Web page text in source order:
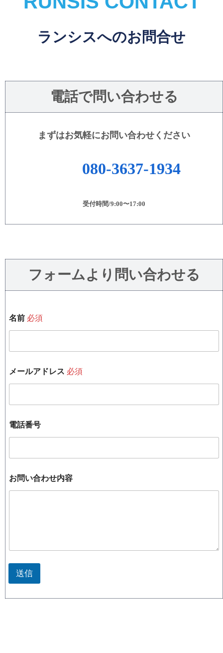
ランシスへのお問合せ
電話で問い合わせる
まずはお気軽にお問い合わせください
080-3637-1934
受付時間/9:00〜17:00
フォームより問い合わせる
名前 必須
須
メ
ド
レ
ス
前
メールアドレス 必須
電話番号
お問い合わせ内容
送信